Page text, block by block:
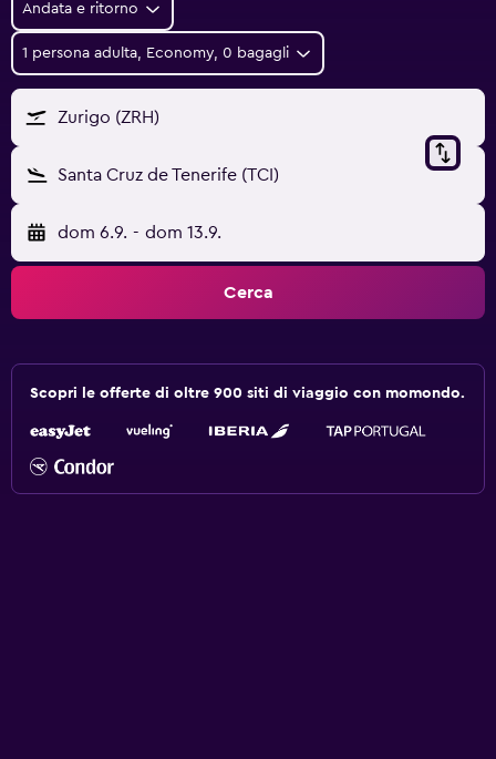
Andata e ritorno
1 persona adulta, Economy, 0 bagagli
Zurigo (ZRH)
Santa Cruz de Tenerife (TCI)
dom 6.9. - dom 13.9.
Cerca
Scopri le offerte di oltre 900 siti di viaggio con momondo.